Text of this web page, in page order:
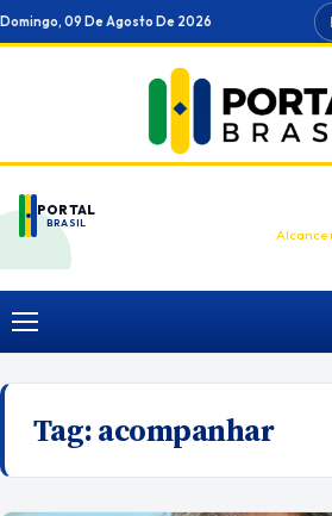
Ir
para
Domingo, 09 De Agosto De 2026
PORTAL
BRASIL
Alcance
Menu
Tag:acompanhar